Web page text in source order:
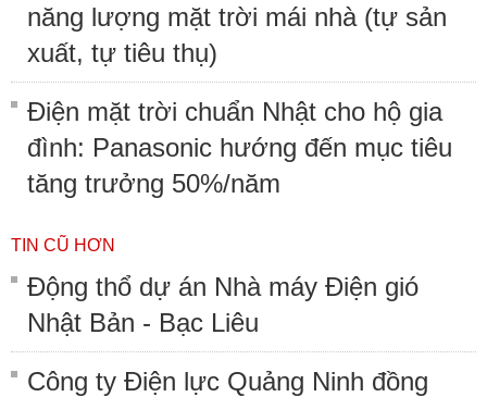
năng lượng mặt trời mái nhà (tự sản
xuất, tự tiêu thụ)
Điện mặt trời chuẩn Nhật cho hộ gia
đình: Panasonic hướng đến mục tiêu
tăng trưởng 50%/năm
TIN CŨ HƠN
Động thổ dự án Nhà máy Điện gió
Nhật Bản - Bạc Liêu
Công ty Điện lực Quảng Ninh đồng